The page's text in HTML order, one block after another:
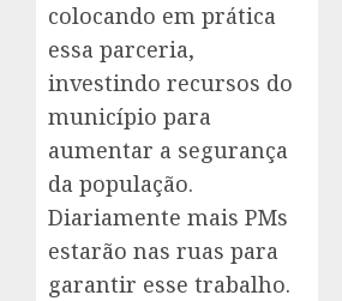
colocando em prática
essa parceria,
investindo recursos do
município para
aumentar a segurança
da população.
Diariamente mais PMs
estarão nas ruas para
garantir esse trabalho.